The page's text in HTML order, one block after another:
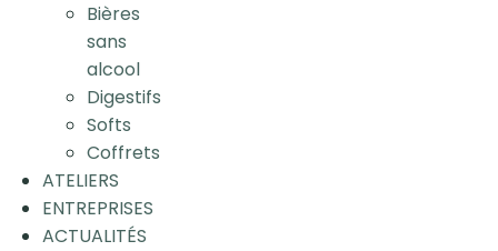
Bières
sans
alcool
Digestifs
Softs
Coffrets
ATELIERS
ENTREPRISES
ACTUALITÉS